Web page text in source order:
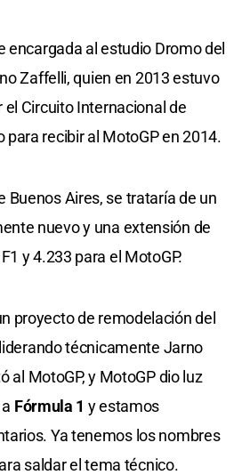
encargada al estudio Dromo del
Zaffelli, quien en 2013 estuvo
el Circuito Internacional de
para recibir al MotoGP en 2014.
Buenos Aires, se trataría de un
nuevo y una extensión de
y 4.233 para el MotoGP.
proyecto de remodelación del
liderando técnicamente Jarno
al MotoGP, y MotoGP dio luz
Fórmula 1 y estamos
Ya tenemos los nombres
saldar el tema técnico.